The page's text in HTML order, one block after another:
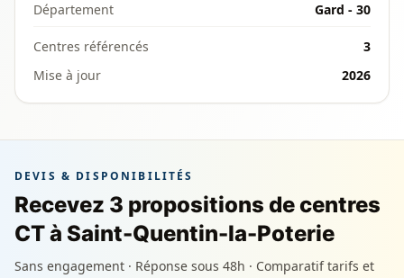
Département Gard - 30
Centres référencés
3
Mise à jour
2026
DEVIS & DISPONIBILITÉS
Recevez 3 propositions de centres
CT à Saint-Quentin-la-Poterie
Sans engagement · Réponse sous 48h · Comparatif tarifs et